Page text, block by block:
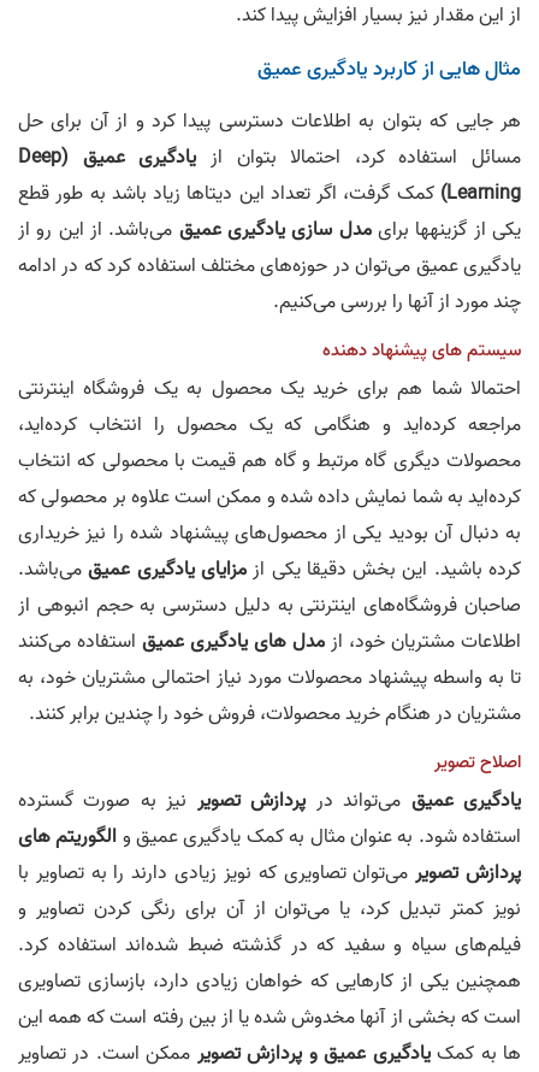
از این مقدار نیز بسیار افزایش پیدا کند.
مثال هایی از کاربرد یادگیری عمیق
هر جایی که بتوان به اطلاعات دسترسی پیدا کرد و از آن برای حل
مسائل استفاده کرد، احتمالا بتوان از
یادگیری عمیق (Deep
Learning) کمک گرفت، اگر تعداد این دیتاها زیاد باشد به طور قطع
یکی از گزینهها برایمدل سازی یادگیری عمیق می‌باشد. از این رو از
یادگیری عمیق می‌توان در حوزه‌های مختلف استفاده کرد که در ادامه
چند مورد از آنها را بررسی می‌کنیم.
سیستم های پیشنهاد دهنده
احتمالا شما هم برای خرید یک محصول به یک فروشگاه اینترنتی
مراجعه کرده‌اید و هنگامی که یک محصول را انتخاب کرده‌اید،
محصولات دیگری گاه مرتبط و گاه هم قیمت با محصولی که انتخاب
کرده‌اید به شما نمایش داده شده و ممکن است علاوه بر محصولی که
به دنبال آن بودید یکی از محصول‌های پیشنهاد شده را نیز خریداری
کرده باشید. این بخش دقیقا یکی ازمزایای یادگیری عمیقمی‌باشد.
صاحبان فروشگاه‌های اینترنتی به دلیل دسترسی به حجم انبوهی از
اطلاعات مشتریان خود، ازمدل های یادگیری عمیق استفاده می‌کنند
تا به واسطه پیشنهاد محصولات مورد نیاز احتمالی مشتریان خود، به
مشتریان در هنگام خرید محصولات، فروش خود را چندین برابر کنند.
اصلاح تصویر
یادگیری عمیق می‌تواند در پردازش تصویر نیز به صورت گسترده
استفاده شود. به عنوان مثال به کمک یادگیری عمیق والگوریتم های
پردازش تصویرمی‌توان تصاویری که نویز زیادی دارند را به تصاویر با
نویز کمتر تبدیل کرد، یا می‌توان از آن‌ برای رنگی کردن تصاویر و
فیلم‌های سیاه و سفید که در گذشته ضبط شده‌اند استفاده کرد.
همچنین یکی از کارهایی که خواهان زیادی دارد، بازسازی تصاویری
است که بخشی از آنها مخدوش شده یا از بین رفته است که همه این
ها به کمکیادگیری عمیق و پردازش تصویر ممکن است. در تصاویر